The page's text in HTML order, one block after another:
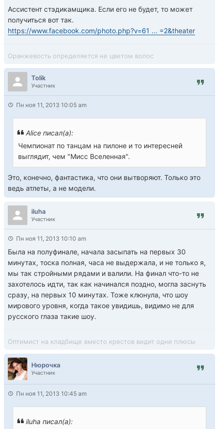
Ассистент стэдикамщика. Если его не будет, то может
получиться вот так.
https://www.facebook.com/photo.php?v=61 ... =2&theater
Оранжевость определяется не цветом волос
Tolik
Участник
Пн ноя 11, 2013 10:05 am
Alice писал(а):
Чемпионат по танцам на пилоне и то интересней
выглядит, чем "Мисс Вселенная".
Это, конечно, фантастика, что они вытворяют. Только это
ведь атлеты, а не модели.
iluha
Участник
Пн ноя 11, 2013 10:10 am
Была на полуфинале, начала засыпать на первых 30
минутах, тоска полная, часа не выдержала, и не только я,
мы так стройными рядами и валили. На финал что-то не
захотелось идти, так как начинался поздно, могла заснуть
сразу, на первых 10 минутах. Тоже клюнула, что шоу
мирового уровня, когда такое увидишь, видимо не для
русского глаза такие шоу.
Оптимист на кладбище вместо крестов видит одни плюсы
Нюрочка
Участник
Пн ноя 11, 2013 10:45 am
iluha писал(а):